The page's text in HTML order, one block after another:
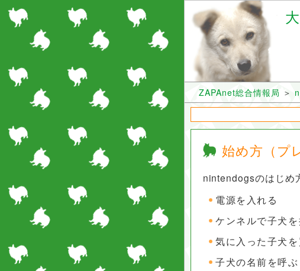
ZAPAnet総合情報局 ＞
始め方（プ
nintendogsのはじめ
電源を入れる
ケンネルで子犬を
気に入った子犬を
子犬の名前を呼ぶ